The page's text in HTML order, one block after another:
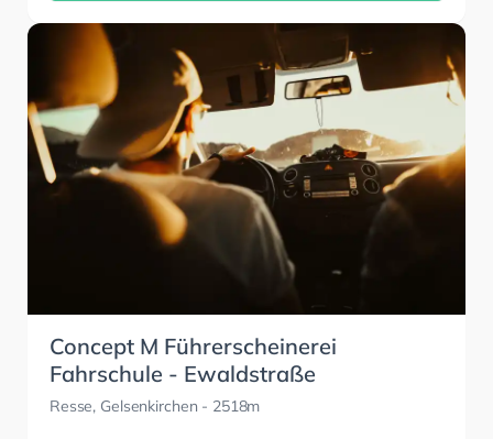
Concept M Führerscheinerei
Fahrschule - Ewaldstraße
Resse, Gelsenkirchen - 2518m